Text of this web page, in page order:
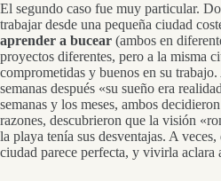
El segundo caso fue muy particular.
trabajar desde una pequeña ciudad
aprender a bucear (ambos en
proyectos diferentes, pero a la misma
comprometidas y buenos en su
semanas después «su sueño era
semanas y los meses, ambos
razones, descubrieron que la visión
la playa tenía sus desventajas. A veces,
ciudad parece perfecta, y vivirla aclara